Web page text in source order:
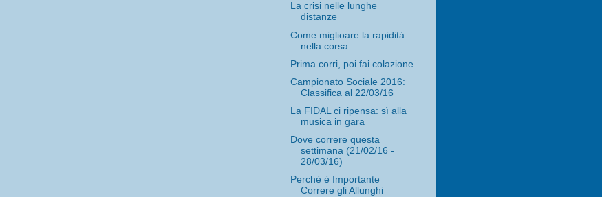
La crisi nelle lunghe
distanze
Come miglioare la rapidità
nella corsa
Prima corri, poi fai colazione
Campionato Sociale 2016:
Classifica al 22/03/16
La FIDAL ci ripensa: sì alla
musica in gara
Dove correre questa
settimana (21/02/16 -
28/03/16)
Perchè è Importante
Correre gli Allunghi